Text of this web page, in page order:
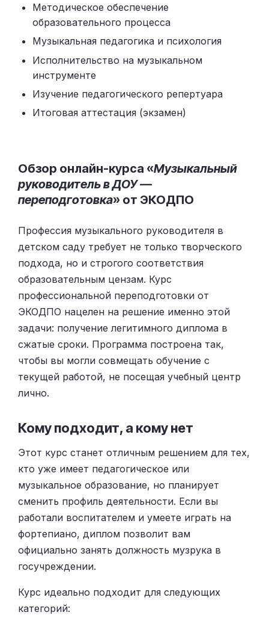
Методическое обеспечение
образовательного процесса
Музыкальная педагогика и психология
Исполнительство на музыкальном
инструменте
Изучение педагогического репертуара
Итоговая аттестация (экзамен)
Обзор онлайн-курса «Музыкальный
руководитель в ДОУ —
переподготовка» от ЭКОДПО
Профессия музыкального руководителя в
детском саду требует не только творческого
подхода, но и строгого соответствия
образовательным цензам. Курс
профессиональной переподготовки от
ЭКОДПО нацелен на решение именно этой
задачи: получение легитимного диплома в
сжатые сроки. Программа построена так,
чтобы вы могли совмещать обучение с
текущей работой, не посещая учебный центр
лично.
Кому подходит, а кому нет
Этот курс станет отличным решением для тех,
кто уже имеет педагогическое или
музыкальное образование, но планирует
сменить профиль деятельности. Если вы
работали воспитателем и умеете играть на
фортепиано, диплом позволит вам
официально занять должность музрука в
госучреждении.
Курс идеально подходит для следующих
категорий: